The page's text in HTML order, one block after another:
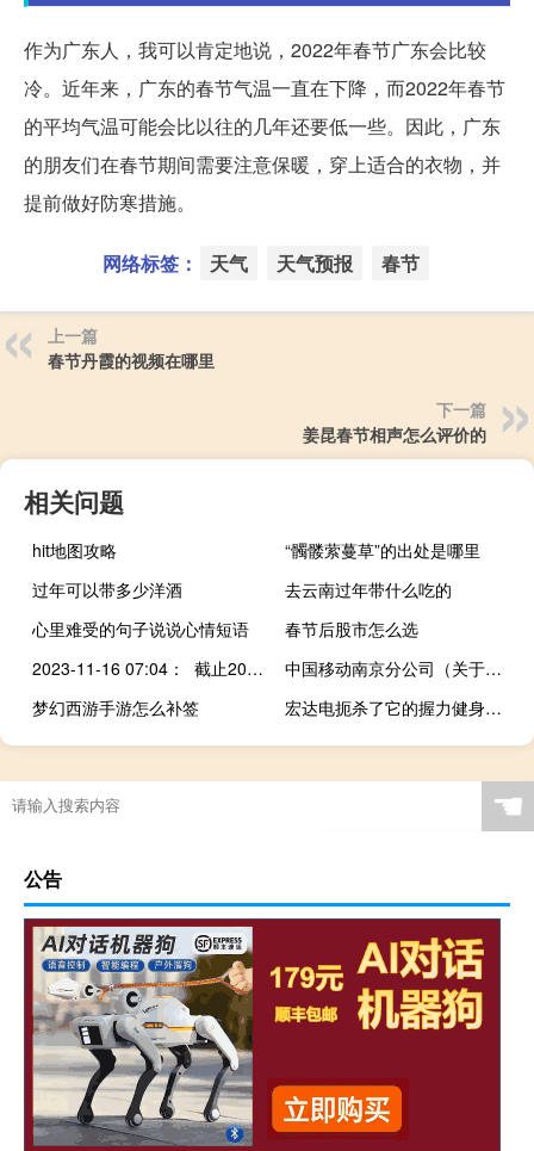
作为广东人，我可以肯定地说，2022年春节广东会比较
冷。近年来，广东的春节气温一直在下降，而2022年春节
的平均气温可能会比以往的几年还要低一些。因此，广东
的朋友们在春节期间需要注意保暖，穿上适合的衣物，并
提前做好防寒措施。
网络标签： 天气 天气预报 春节
上一篇
春节丹霞的视频在哪里
下一篇
姜昆春节相声怎么评价的
相关问题
hit地图攻略
“髑髅萦蔓草”的出处是哪里
过年可以带多少洋酒
去云南过年带什么吃的
心里难受的句子说说心情短语
春节后股市怎么选
2023-11-16 07:04： 截止2023年11月16日早7:00，天气晴，气温5/13℃，高速路况良好，通行正常。 ​​​
中国移动南京分公司（关于中国移动南京分公司的介绍）
梦幻西游手游怎么补签
宏达电扼杀了它的握力健身追踪器 并承诺未来会有所作为
☚
公告